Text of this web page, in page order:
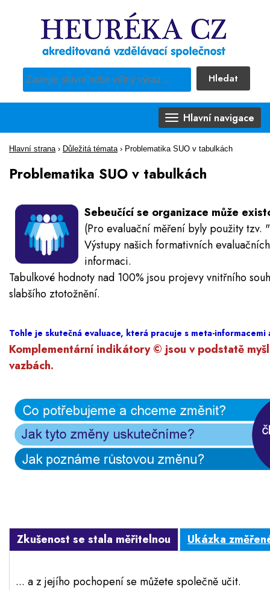
Hledat
Pro vyhledávání obsahu webu použijte předdefinovaný výběr
Hlavní navigace
Hlavní strana › Důležitá témata › Problematika SUO v tabulkách
Problematika SUO v tabulkách
Sebeučící se organizace může
(Pro evaluační měření byly použity
Výstupy našich formativních
informaci.
Tabulkové hodnoty nad 100% jsou projevy vnitřního
slabšího ztotožnění.
Tohle je skutečná evaluace, která pracuje s meta-
Komplementární indikátory © jsou v podstatě
vazbách.
Zkušenost se stala měřitelnou Ukázka
... a z jejího pochopení se můžete společně učit.